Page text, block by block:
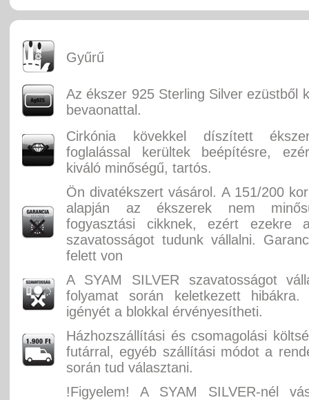
Gyűrű
Az ékszer 925 Sterling Silver ezüstből
bevaonattal.
Cirkónia kövekkel díszített
foglalással kerültek beépítésre,
kiváló minőségű, tartós.
Ön divatékszert vásárol. A 151/200
alapján az ékszerek nem
fogyasztási cikknek, ezért ezekre
szavatosságot tudunk vállalni.
felett von
A SYAM SILVER szavatosságot
folyamat során keletkezett hibákra.
igényét a blokkal érvényesítheti.
Házhozszállítási és csomagolási
futárral, egyéb szállítási módot a
során tud választani.
!Figyelem! A SYAM SILVER-nél